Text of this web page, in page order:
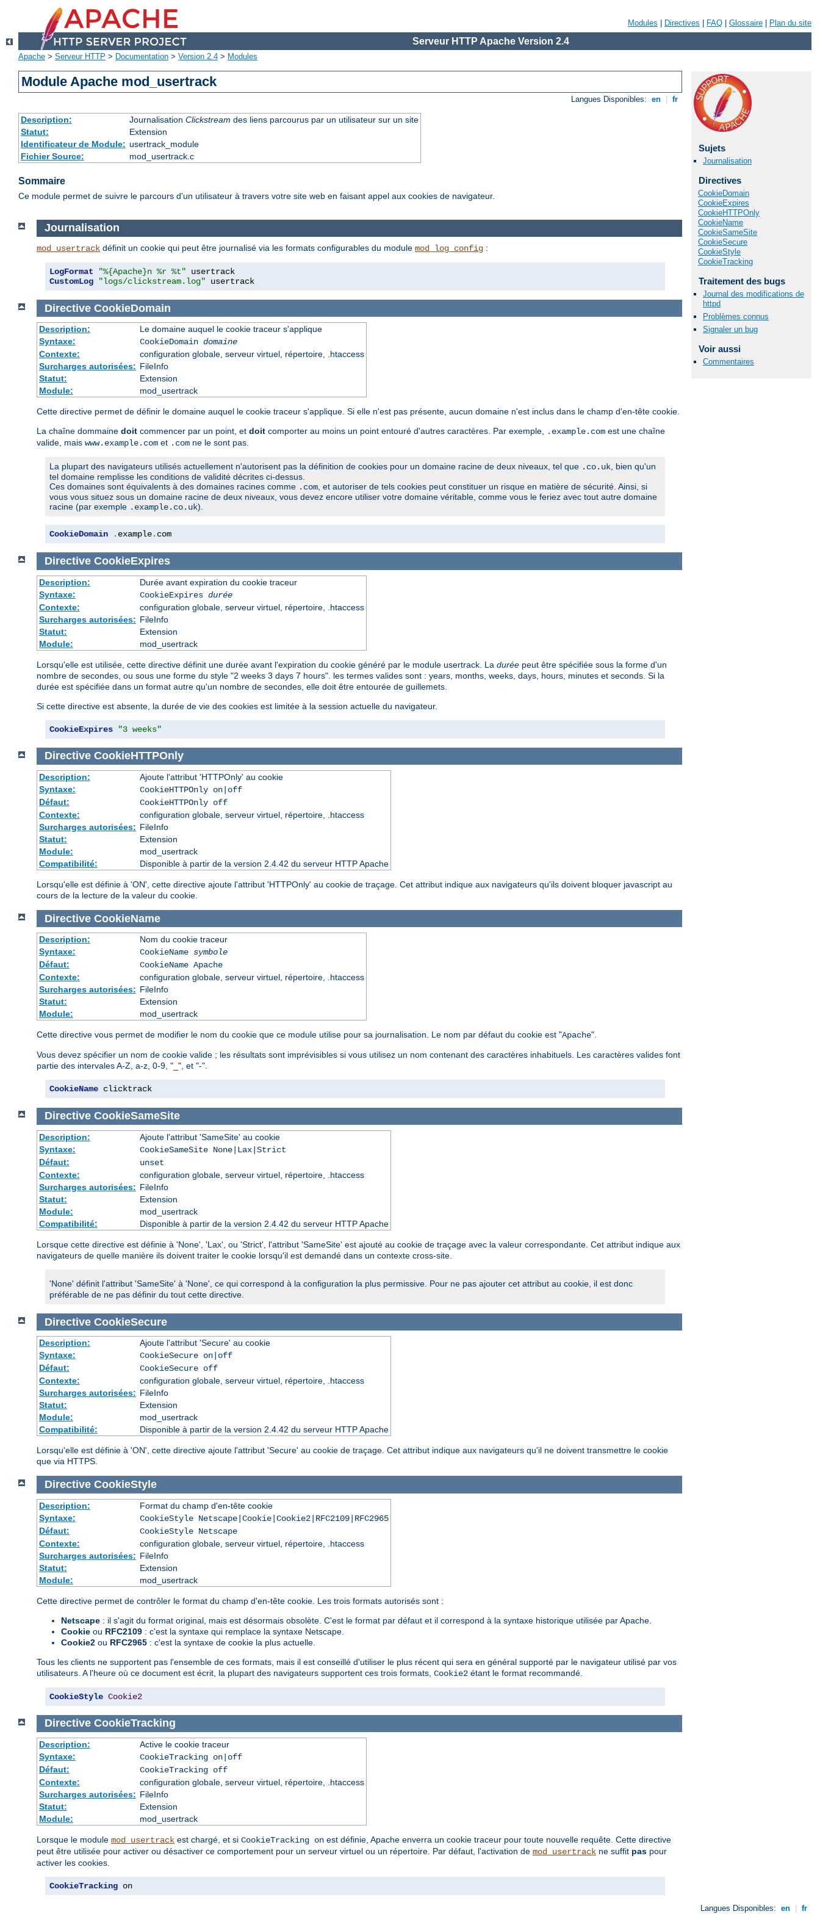
Modules Directives FAQ Glossaire Plan du site
Serveur HTTP Apache Version 2.4
Apache > Serveur HTTP > Documentation > Version 2.4 > Modules
Module Apache mod_usertrack
Langues Disponibles: en fr
Description: Journalisation Clickstream des liens parcourus par un utilisateur sur un site
Statut:
Extension
Identificateur de Module: usertrack_module
Fichier Source:
mod_usertrack.c
Sommaire
Ce module permet de suivre le parcours d'un utilisateur à travers votre site web en faisant appel aux cookies de navigateur.
Sujets
Journalisation
Directives
CookieDomain
CookieExpires
CookieHTTPOnly
CookieName
CookieSameSite
CookieSecure
CookieStyle
CookieTracking
Traitement des bugs
Journal des modifications de
httpd
Problèmes connus
Signaler un bug
Voir aussi
Commentaires
Journalisation
mod_usertrack définit un cookie qui peut être journalisé via les formats configurables du module mod_log_config :
LogFormat "%{Apache}n %r %t"
CustomLog
"logs/clickstream.log" usertrack
Directive CookieDomain
Description:
Le domaine auquel le cookie traceur s'applique
Syntaxe:
CookieDomain domaine
Contexte:
configuration globale, serveur virtuel, répertoire, .htaccess
Surcharges autorisées: FileInfo
Statut:
Extension
Module:
mod_usertrack
Cette directive permet de définir le domaine auquel le cookie traceur s'applique. Si elle n'est pas présente, aucun domaine n'est inclus dans le champ d'en-tête cookie.
La chaîne dommaine doit commencer par un point, et doit comporter au moins un point entouré d'autres caractères. Par exemple, .example.com est une chaîne
valide, mais www.example.com et .com ne le sont pas.
La plupart des navigateurs utilisés actuellement n'autorisent pas la définition de cookies pour un domaine racine de deux niveaux, tel que .co.uk, bien qu'un
tel domaine remplisse les conditions de validité décrites ci-dessus.
Ces domaines sont équivalents à des domaines racines comme .com, et autoriser de tels cookies peut constituer un risque en matière de sécurité. Ainsi, si
vous vous situez sous un domaine racine de deux niveaux, vous devez encore utiliser votre domaine véritable, comme vous le feriez avec tout autre domaine
racine (par exemple .example.co.uk).
CookieDomain . example. com
Directive CookieExpires
Description:
Durée avant expiration du cookie traceur
Syntaxe:
CookieExpires durée
Contexte:
configuration globale, serveur virtuel, répertoire, .htaccess
Surcharges autorisées: FileInfo
Statut:
Extension
Module:
mod_usertrack
Lorsqu'elle est utilisée, cette directive définit une durée avant l'expiration du cookie généré par le module usertrack. La durée peut être spécifiée sous la forme d'un
nombre de secondes, ou sous une forme du style "2 weeks 3 days 7 hours". les termes valides sont : years, months, weeks, days, hours, minutes et seconds. Si la
durée est spécifiée dans un format autre qu'un nombre de secondes, elle doit être entourée de guillemets.
Si cette directive est absente, la durée de vie des cookies est limitée à la session actuelle du navigateur.
CookieExpires "3 weeks"
Directive CookieHTTPOnly
Description:
Ajoute l'attribut 'HTTPOnly' au cookie
Syntaxe:
CookieHTTPOnly on|off
Défaut:
CookieHTTPOnly off
Contexte:
configuration globale, serveur virtuel, répertoire, .htaccess
Surcharges autorisées: FileInfo
Statut:
Extension
Module:
mod_usertrack
Compatibilité:
Disponible à partir de la version 2.4.42 du serveur HTTP Apache
Lorsqu'elle est définie à 'ON', cette directive ajoute l'attribut 'HTTPOnly' au cookie de traçage. Cet attribut indique aux navigateurs qu'ils doivent bloquer javascript au
cours de la lecture de la valeur du cookie.
Directive CookieName
Description:
Nom du cookie traceur
Syntaxe:
CookieName symbole
Défaut:
CookieName Apache
Contexte:
configuration globale, serveur virtuel, répertoire, .htaccess
Surcharges autorisées: FileInfo
Statut:
Extension
Module:
mod_usertrack
Cette directive vous permet de modifier le nom du cookie que ce module utilise pour sa journalisation. Le nom par défaut du cookie est "Apache".
Vous devez spécifier un nom de cookie valide ; les résultats sont imprévisibles si vous utilisez un nom contenant des caractères inhabituels. Les caractères valides font
partie des intervales A-Z, a-z, 0-9, "_", et "-".
CookieName clicktrack
Directive CookieSameSite
Description:
Ajoute l'attribut 'SameSite' au cookie
Syntaxe:
CookieSameSite None|Lax|Strict
Défaut:
unset
Contexte:
configuration globale, serveur virtuel, répertoire, .htaccess
Surcharges autorisées: FileInfo
Statut:
Extension
Module:
mod_usertrack
Compatibilité:
Disponible à partir de la version 2.4.42 du serveur HTTP Apache
Lorsque cette directive est définie à 'None', 'Lax', ou 'Strict', l'attribut 'SameSite' est ajouté au cookie de traçage avec la valeur correspondante. Cet attribut indique aux
navigateurs de quelle manière ils doivent traiter le cookie lorsqu'il est demandé dans un contexte cross-site.
'None' définit l'attribut 'SameSite' à 'None', ce qui correspond à la configuration la plus permissive. Pour ne pas ajouter cet attribut au cookie, il est donc
préférable de ne pas définir du tout cette directive.
Directive CookieSecure
Description:
Ajoute l'attribut 'Secure' au cookie
Syntaxe:
CookieSecure on|off
Défaut:
CookieSecure off
Contexte:
configuration globale, serveur virtuel, répertoire, .htaccess
Surcharges autorisées: FileInfo
Statut:
Extension
Module:
mod_usertrack
Compatibilité:
Disponible à partir de la version 2.4.42 du serveur HTTP Apache
Lorsqu'elle est définie à 'ON', cette directive ajoute l'attribut 'Secure' au cookie de traçage. Cet attribut indique aux navigateurs qu'il ne doivent transmettre le cookie
que via HTTPS.
Directive CookieStyle
Description:
Format du champ d'en-tête cookie
Syntaxe:
CookieStyle Netscape|Cookie|Cookie2|RFC2109|RFC2965
Défaut:
CookieStyle Netscape
Contexte:
configuration globale, serveur virtuel, répertoire, .htaccess
Surcharges autorisées: FileInfo
Statut:
Extension
Module:
mod_usertrack
Cette directive permet de contrôler le format du champ d'en-tête cookie. Les trois formats autorisés sont :
Netscape : il s'agit du format original, mais est désormais obsolète. C'est le format par défaut et il correspond à la syntaxe historique utilisée par Apache.
Cookie ou RFC2109 : c'est la syntaxe qui remplace la syntaxe Netscape.
Cookie2 ou RFC2965 : c'est la syntaxe de cookie la plus actuelle.
Tous les clients ne supportent pas l'ensemble de ces formats, mais il est conseillé d'utiliser le plus récent qui sera en général supporté par le navigateur utilisé par vos
utilisateurs. A l'heure où ce document est écrit, la plupart des navigateurs supportent ces trois formats, Cookie2 étant le format recommandé.
CookieStyle Cookie2
Directive CookieTracking
Description:
Active le cookie traceur
Syntaxe:
CookieTracking on|off
Défaut:
CookieTracking off
Contexte:
configuration globale, serveur virtuel, répertoire, .htaccess
Surcharges autorisées: FileInfo
Statut:
Extension
Module:
mod_usertrack
Lorsque le module mod_usertrack est chargé, et si CookieTracking on est définie, Apache enverra un cookie traceur pour toute nouvelle requête. Cette directive
peut être utilisée pour activer ou désactiver ce comportement pour un serveur virtuel ou un répertoire. Par défaut, l'activation de mod_usertrack ne suffit pas pour
activer les cookies.
CookieTracking on
Langues Disponibles: en fr